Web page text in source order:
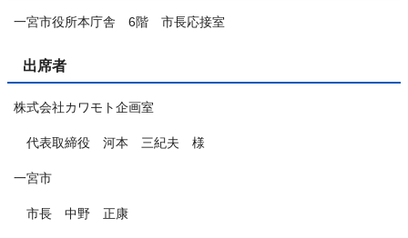
一宮市役所本庁舎 6階 市長応接室
出席者
株式会社カワモト企画室
代表取締役 河本 三紀夫 様
一宮市
市長 中野 正康